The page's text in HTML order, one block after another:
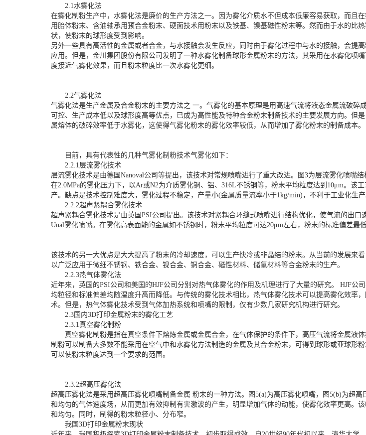
2.1水雾化法
在雾化制粉生产中，水雾化法是廉价的生产方法之一。因为雾化介质水不但成本低廉容易获取，而且
用胎体粉末、含油轴承用预合金粉末、硬面技术用粉末以及铁基、镍基磁性粉末等。然而由于水的比
状，使粉末的球形度受到影响。
另外一些具有高活性的金属或者合金，与水接触会发生反应，同时由于雾化过程中与水的接触，会提
应用。但是，金川集团股份有限公司发明了一种水雾化制备球形金属粉末的方法，其采用在水雾化喷
度接近气雾化效果，而且粉末粒度比一次水雾化更细。
2.2气雾化法
气雾化法是生产金属及合金粉末的主要方法之 一。气雾化的基本原理是用高速气流将液态金属流破
可控、生产成本低以及球形度高等优点，已成为高性能及特种合金粉末制备技术的主要发展方向。但
属熔体的破碎效率低于水雾化，这使得气雾化粉末的雾化效率较低，从而增加了雾化粉末的制备成本。
目前，具有代表性的几种气雾化制粉技术气雾化如下：
2.2.1层流雾化技术
层流雾化技术是由德国Nanoval公司等提出，该技术对常规喷嘴进行了重大改进。图3为层流雾化喷嘴
在2.0MPa的雾化压力下，以Ar或N2为介质雾化铜、铝、316L不锈钢等，粉末平均粒度达到10μm。
产。缺点是技术控制难度大，雾化过程不稳定，产量小(金属质量流率小于1kg/min)，不利于工业化生产
2.2.2超声紧耦合雾化技术
超声紧耦合雾化技术是由英国PSI公司提出。该技术对紧耦合环缝式喷嘴进行结构优化，使气流的出
Unal雾化喷嘴。在雾化高表面能的金属如不锈钢时，粉末平均粒度可达20μm左右，粉末的标准偏差最低
该技术的另一大优点是大大提高了粉末的冷却速度，可以生产快冷或非晶结的粉末。从当前的发展来
以广泛应用于微细不锈钢、铁合金、镍合金、铜合金、磁性材料、储氢材料等合金粉末的生产。
2.2.3热气体雾化法
近年来，英国的PSI公司和美国的HJF公司分别对热气体雾化的作用及机理进行了大量的研究。 HJF
均粒径和标准偏差均随温度升高而降低。与传统的雾化技术相比，热气体雾化技术可以提高雾化效率
术。但是，热气体雾化技术受到气体加热系统和喷嘴的限制，仅有少数几家研究机构进行研究。
2.3国内3D打印金属粉末的雾化工艺
2.3.1真空雾化制粉
真空雾化制粉是指在真空条件下熔炼金属或金属合金，在气体保护的条件下，高压气流将金属液
制粉可以制备大多数不能采用在空气中和水雾化方法制造的金属及其合金粉末，可得到球形或亚球形
可以使粉末粒度达到一个要求的范围。
2.3.2超高压雾化法
超高压雾化法是采用超高压雾化喷嘴制备金属 粉末的一种方法。图5(a)为高压雾化喷嘴，图5(b)为超
和均匀的气体速度场，从而更加有效抑制有害激波的产生，明显增加气体的动能，使雾化效率更高。
和均匀。同时，制得的粉末粒径小、分布窄。
我国3D打印金属粉末现状